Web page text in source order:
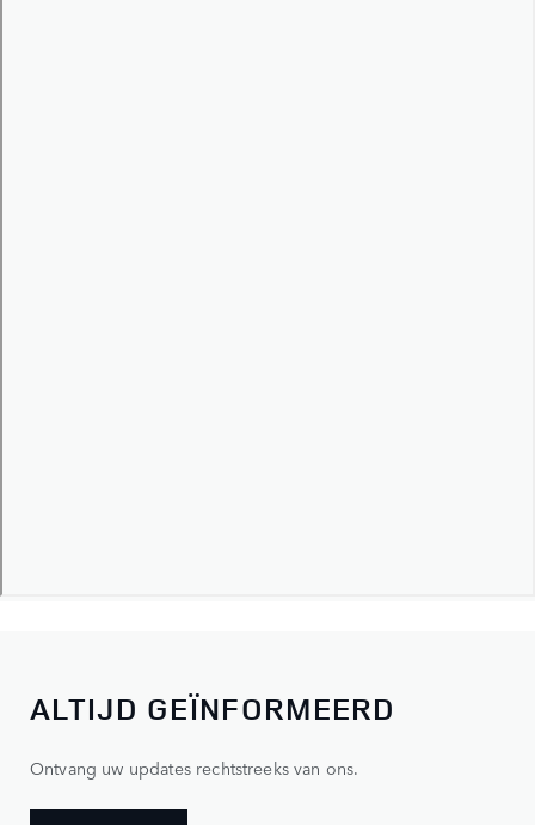
ALTIJD GEÏNFORMEERD
Ontvang uw updates rechtstreeks van ons.